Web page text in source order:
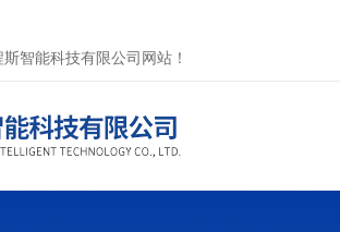
智能科技有限公司网站！